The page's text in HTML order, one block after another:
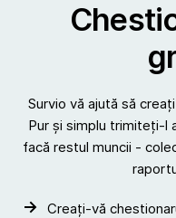
Survio vă ajută să
Pur și simplu trimiteți-l
facă restul muncii -
Creați-vă